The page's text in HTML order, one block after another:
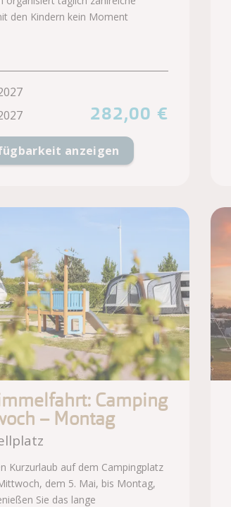
Camping
– Montag
Kurzurlaub auf dem Campingplatz
dem 5. Mai, bis Montag,
Sie das lange
den Kindern kein Moment
282,00 €
anzeigen